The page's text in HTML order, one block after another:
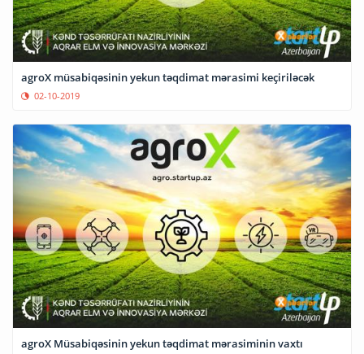
agroX müsabiqəsinin yekun təqdimat mərasimi keçiriləcək
02-10-2019
agroX Müsabiqəsinin yekun təqdimat mərasiminin vaxtı